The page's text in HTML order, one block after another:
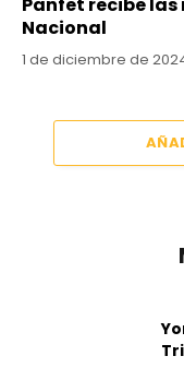
Nacional
1 de diciembre de